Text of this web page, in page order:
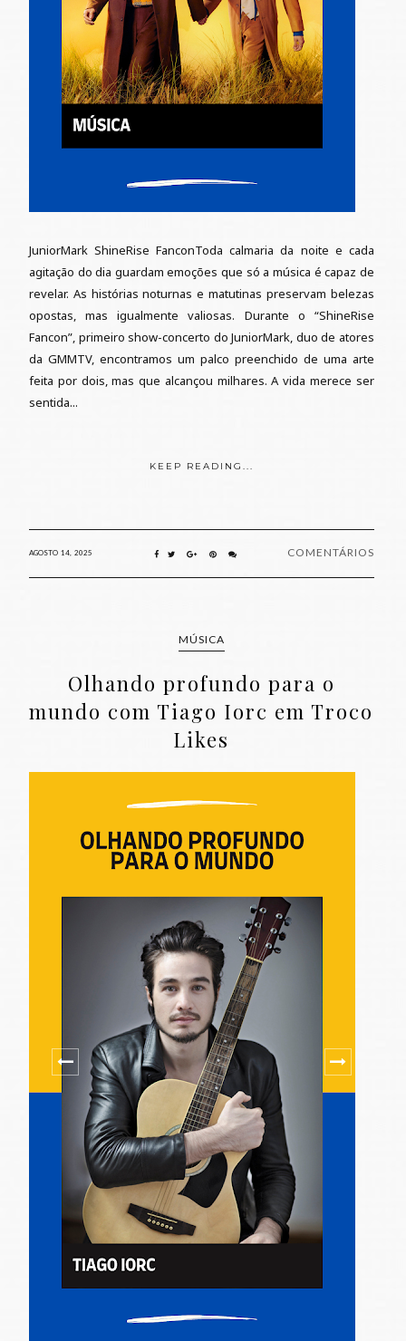
JuniorMark ShineRise FanconToda calmaria da noite e cada
agitação do dia guardam emoções que só a música é capaz de
revelar. As histórias noturnas e matutinas preservam belezas
opostas, mas igualmente valiosas. Durante o “ShineRise
Fancon”, primeiro show-concerto do JuniorMark, duo de atores
da GMMTV, encontramos um palco preenchido de uma arte
feita por dois, mas que alcançou milhares. A vida merece ser
sentida...
KEEP READING...
AGOSTO 14, 2025 COMENTÁRIOS
MÚSICA
Olhando profundo para o
mundo com Tiago Iorc em Troco
Likes